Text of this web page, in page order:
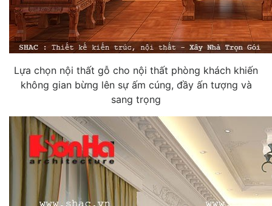
Lựa chọn nội thất gỗ cho nội thất phòng khách khiến
không gian bừng lên sự ấm cúng, đầy ấn tượng và
sang trọng